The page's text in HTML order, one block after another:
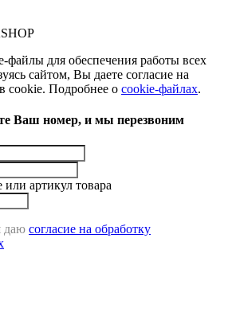
для обеспечения работы всех
сайтом, Вы даете согласие на
cookie. Подробнее о cookie-файлах.
Ваш номер, и мы перезвоним
артикул товара
даю согласие на обработку